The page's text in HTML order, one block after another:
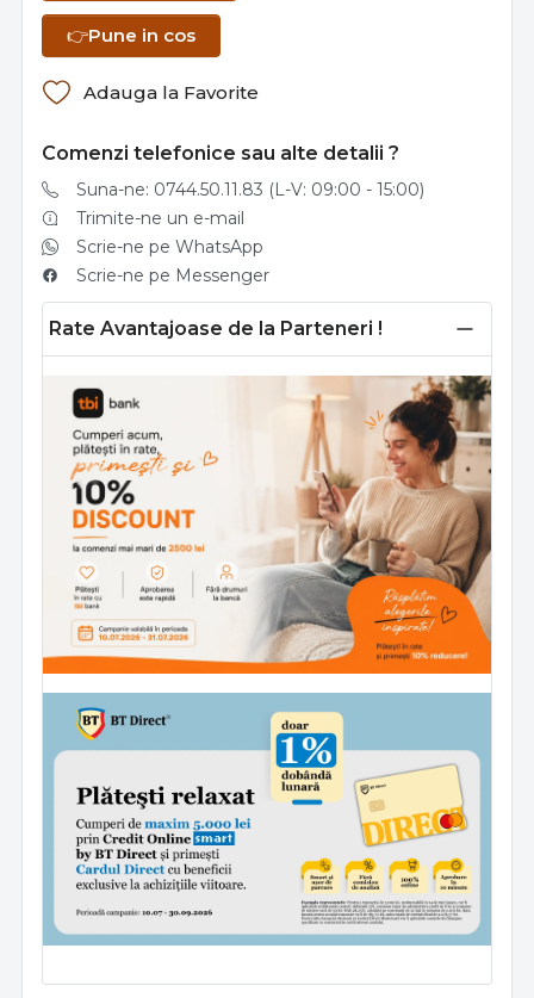
👉Pune in cos
Adauga la Favorite
Comenzi telefonice sau alte detalii ?
Suna-ne: 0744.50.11.83 (L-V: 09:00 - 15:00)
Trimite-ne un e-mail
Scrie-ne pe WhatsApp
Scrie-ne pe Messenger
Rate Avantajoase de la Parteneri !